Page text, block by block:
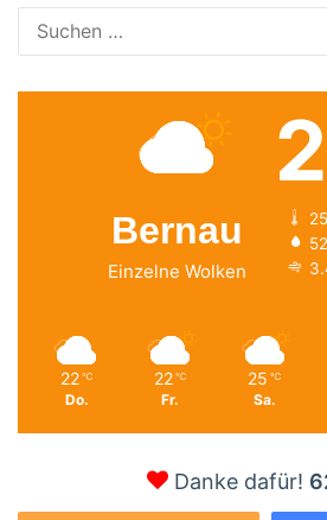
Bernau
Einzelne Wolken
22 ℃
Do.
22 ℃
Fr.
25 ℃
Sa.
Danke dafür!